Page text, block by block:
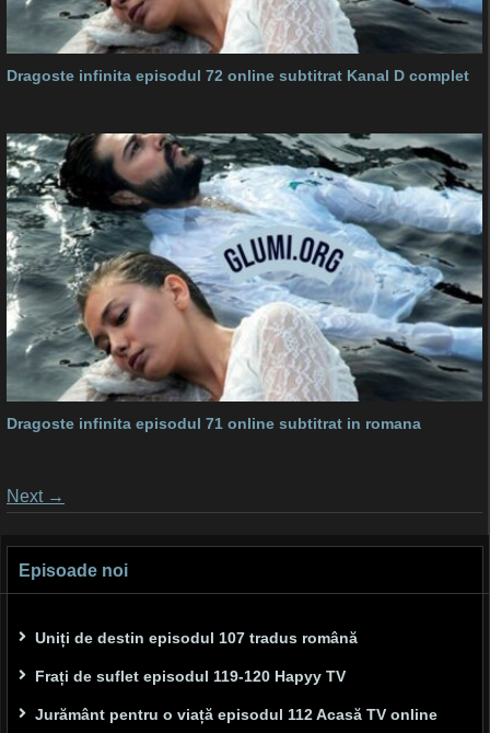
Dragoste infinita episodul 72 online subtitrat Kanal D complet
Dragoste infinita episodul 71 online subtitrat in romana
Posts
Next →
Episoade noi
Uniți de destin episodul 107 tradus română
Frați de suflet episodul 119-120 Hapyy TV
Jurământ pentru o viață episodul 112 Acasă TV online